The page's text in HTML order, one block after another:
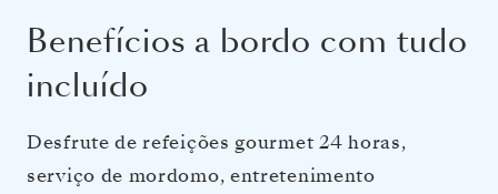
Benefícios a bordo com tudo
incluído
Desfrute de refeições gourmet 24 horas,
serviço de mordomo, entretenimento